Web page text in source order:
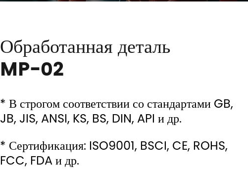
Обработанная деталь
MP-02
* В строгом соответствии со стандартами GB,
JB, JIS, ANSI, KS, BS, DIN, API и др.
* Сертификация: ISO9001, BSCI, CE, ROHS,
FCC, FDA и др.